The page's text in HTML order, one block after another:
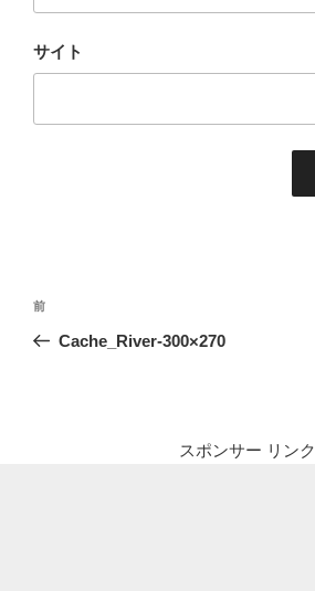
サイト
投
ナ
前
の
前
Cache_River-300×270
スポンサー リンク